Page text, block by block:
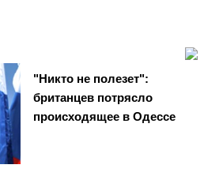
"Никто не полезет":
британцев потрясло
происходящее в Одессе